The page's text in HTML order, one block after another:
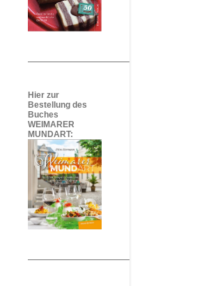
Hier zur
Bestellung des
Buches
WEIMARER
MUNDART: